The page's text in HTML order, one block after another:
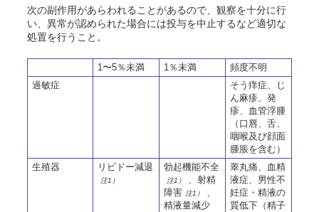
次の副作用があらわれることがあるので、観察を十分に行
い、異常が認められた場合には投与を中止するなど適切な
処置を行うこと。
1〜5％未満 1％未満
頻度不明
過敏症
そう痒症、じ
ん麻疹、発
疹、血管浮腫
（口唇、舌、
咽喉及び顔面
腫脹を含む）
生殖器
リビドー減退
注1）
勃起機能不全
注1）
、射精
障害 注1）
、
精液量減少
睾丸痛、血精
液症、男性不
妊症・精液の
質低下（精子